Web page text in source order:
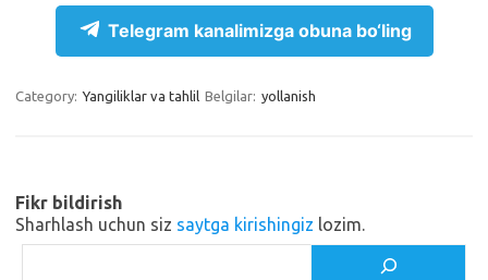
gr
a
n
o
kl
ik
i
e
b
o
ar
e
Telegram kanalimizga obuna bo‘ling
Category: Yangiliklar va tahlil Belgilar: yollanish
Fikr bildirish
Sharhlash uchun siz saytga kirishingiz lozim.